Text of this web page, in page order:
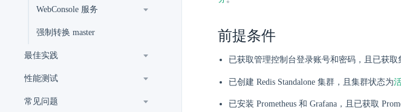
WebConsole 服务
强制转换 master
最佳实践
性能测试
常见问题
前提条件
已获取管理控制台登录账号和密码，且已获取
已创建 Redis Standalone 集群，且集群状态为
已安装 Prometheus 和 Grafana，且已获取